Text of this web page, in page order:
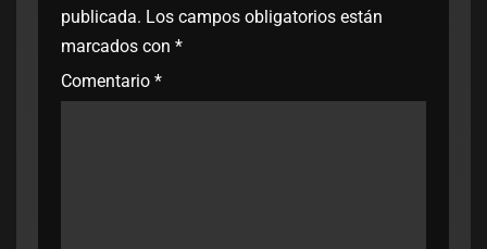
publicada. Los campos obligatorios están
marcados con *
Comentario *